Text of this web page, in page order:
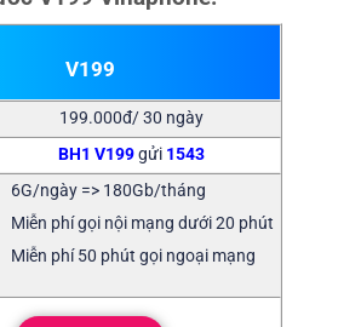
V199
199.000đ/ 30 ngày
BH1 V199gửi 1543
6G/ngày => 180Gb/tháng
Miễn phí gọi nội mạng dưới 20 phút
Miễn phí 50 phút gọi ngoại mạng